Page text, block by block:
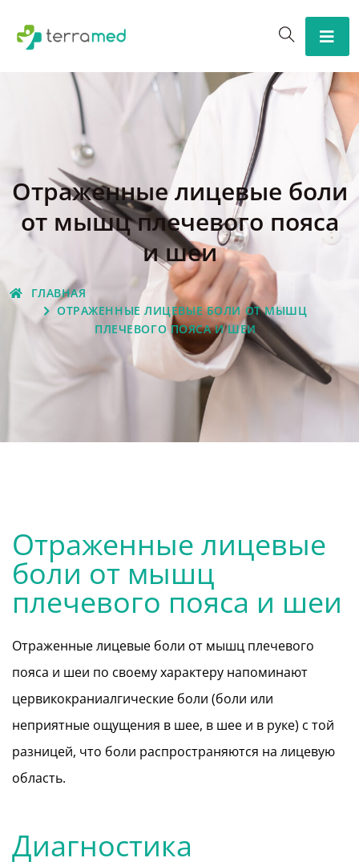
Отраженные лицевые боли
от мышц плечевого пояса
и шеи
ГЛАВНАЯ
ОТРАЖЕННЫЕ ЛИЦЕВЫЕ БОЛИ ОТ МЫШЦ
ПЛЕЧЕВОГО ПОЯСА И ШЕИ
Отраженные лицевые
боли от мышц
плечевого пояса и шеи
Отраженные лицевые боли от мышц плечевого
пояса и шеи по своему характеру напоминают
цервикокраниалгические боли (боли или
неприятные ощущения в шее, в шее и в руке) с той
разницей, что боли распространяются на лицевую
область.
Диагностика